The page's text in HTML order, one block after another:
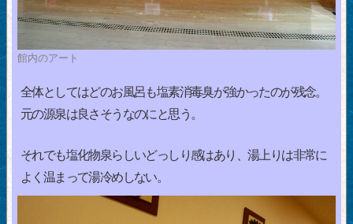
館内のアート
全体としてはどのお風呂も塩素消毒臭が強かったのが残念。
元の源泉は良さそうなのにと思う。
それでも塩化物泉らしいどっしり感はあり、湯上りは非常に
よく温まって湯冷めしない。